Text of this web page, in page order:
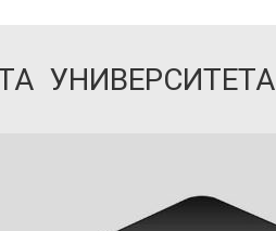
УНИВЕРСИТЕТА